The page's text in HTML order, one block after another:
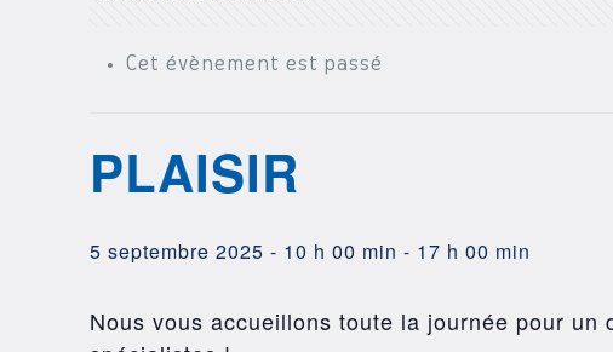
Cet évènement est passé
PLAISIR
5 septembre 2025 - 10 h 00 min - 17 h 00 min
Nous vous accueillons toute la journée pour un